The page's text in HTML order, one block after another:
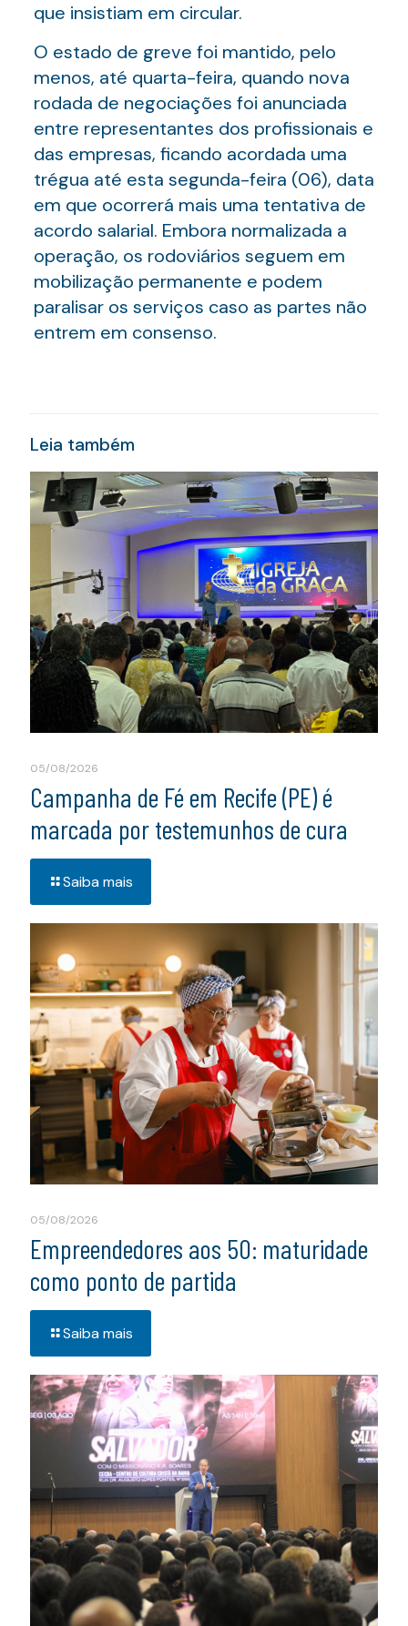
que insistiam em circular.
O estado de greve foi mantido, pelo
menos, até quarta-feira, quando nova
rodada de negociações foi anunciada
entre representantes dos profissionais e
das empresas, ficando acordada uma
trégua até esta segunda-feira (06), data
em que ocorrerá mais uma tentativa de
acordo salarial. Embora normalizada a
operação, os rodoviários seguem em
mobilização permanente e podem
paralisar os serviços caso as partes não
entrem em consenso.
Leia também
05/08/2026
Campanha de Fé em Recife (PE) é
marcada por testemunhos de cura
Saiba mais
05/08/2026
Empreendedores aos 50: maturidade
como ponto de partida
Saiba mais